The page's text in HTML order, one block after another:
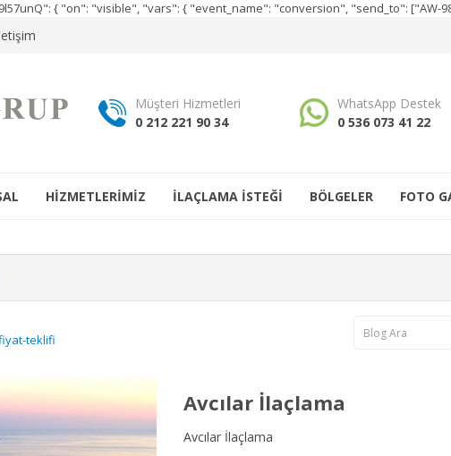
{ "on": "visible", "vars": { "event_name": "conversion", "send_to": ["AW-
Müşteri Hizmetleri
0 212 221 90 34
WhatsApp Destek
0 536 073 41 22
HİZMETLERİMİZ İLAÇLAMA İSTEĞİ BÖLGELER FOTO
Avcılar İlaçlama
Avcılar İlaçlama